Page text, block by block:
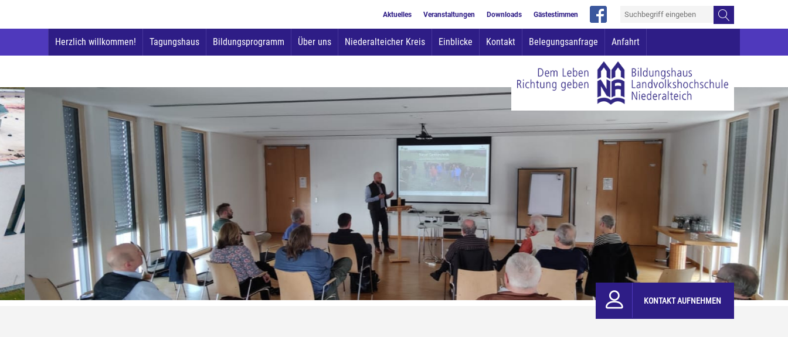
Aktuelles Veranstaltungen Downloads Gästestimmen
Inhalt
Herzlich willkommen! Tagungshaus Bildungsprogramm Über uns Niederalteicher Kreis Einblicke Kontakt Belegungsanfrage Anfahrt
KONTAKT AUFNEHMEN